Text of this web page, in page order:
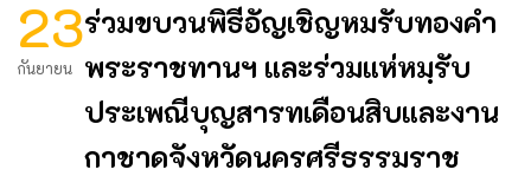
23
กันยายน
ร่วมขบวนพิธีอัญเชิญหมรับทองคำ
พระราชทานฯ และร่วมแห่หมฺรับ
ประเพณีบุญสารทเดือนสิบและงาน
กาชาดจังหวัดนครศรีธรรมราช